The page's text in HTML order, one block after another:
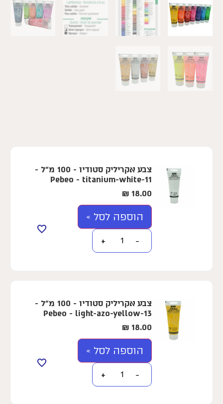
צבע אקריליק סטודיו - 100 מ"ל -
Pebeo - titanium-white-11
18.00
₪
הוספה לסל »
−
+
צבע אקריליק סטודיו - 100 מ"ל -
Pebeo - light-azo-yellow-13
18.00
₪
הוספה לסל »
−
+